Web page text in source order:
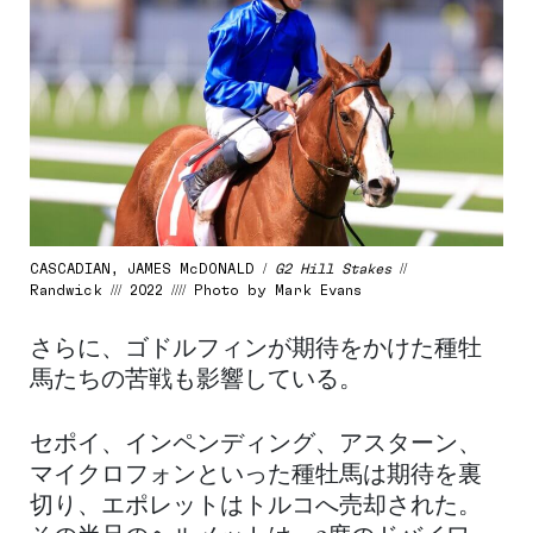
CASCADIAN, JAMES McDONALD / G2 Hill Stakes//
Randwick /// 2022 //// Photo by Mark Evans
さらに、ゴドルフィンが期待をかけた種牡
馬たちの苦戦も影響している。
セポイ、インペンディング、アスターン、
マイクロフォンといった種牡馬は期待を裏
切り、エポレットはトルコへ売却された。